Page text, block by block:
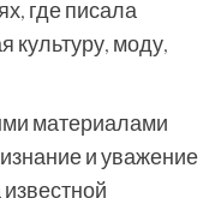
где писала
культуру, моду,
материалами
и уважение